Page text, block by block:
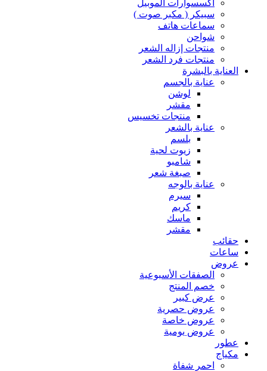
اكسسوارات الموبيل
سبيكر ( مكبر صوت )
سماعات هاتف
شواحن
منتجات إزاله الشعر
منتجات فرد الشعر
العناية بالبشرة
عناية بالجسم
لوشن
مقشر
منتجات تخسيس
عناية بالشعر
بلسم
زيوت لحية
شامبو
صبغة شعر
عناية بالوجه
سيرم
كريم
ماسك
مقشر
حقائب
ساعات
عروض
الصفقات الأسبوعية
خصم المنتج
عرض كبير
عروض حصرية
عروض خاصة
عروض يومية
عطور
مكياج
احمر شفاة